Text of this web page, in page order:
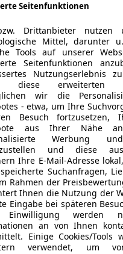
Seitenfunktionen
Drittanbieter nutzen
Mittel, darunter
Tools auf unserer
Seitenfunktionen
Nutzungserlebnis
diese erweiterten
wir die
- etwa, um Ihre
Besuch fortzusetzen,
aus Ihrer Nähe
Werbung
und diese
Ihre E-Mail-Adresse
Suchanfragen,
Rahmen der
Ihnen die Nutzung der
Eingabe bei späteren
werden
an von Ihnen
Einige Cookies/Tools
verwendet, um